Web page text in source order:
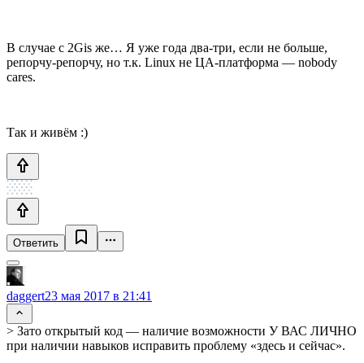
В случае с 2Gis же… Я уже года два-три, если не больше,
репорчу-репорчу, но т.к. Linux не ЦА-платформа — nobody
cares.
Так и живём :)
Ответить
daggert23 мая 2017 в 21:41
> Зато открытый код — наличие возможности У ВАС ЛИЧНО
при наличии навыков исправить проблему «здесь и сейчас».